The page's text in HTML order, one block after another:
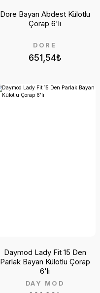
651,54₺
DORE
Dore Bayan Abdest Külotlu
Çorap 6'lı
DAY MOD
Daymod Lady Fit 15 Den
Parlak Bayan Külotlu Çorap
6'lı